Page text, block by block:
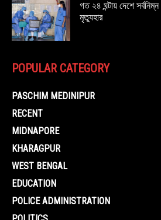
গত ২৪ ঘন্টায় দেশে
মৃত্যুহার
POPULAR CATEGORY
PASCHIM MEDINIPUR
RECENT
MIDNAPORE
KHARAGPUR
WEST BENGAL
EDUCATION
POLICE ADMINISTRATION